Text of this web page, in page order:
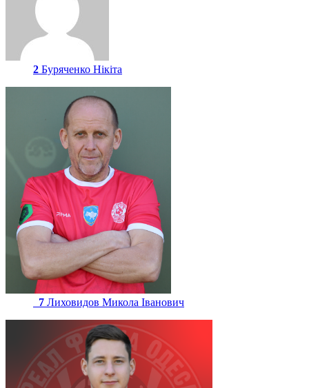
2 Буряченко Нікіта
7 Лиховидов Микола Іванович